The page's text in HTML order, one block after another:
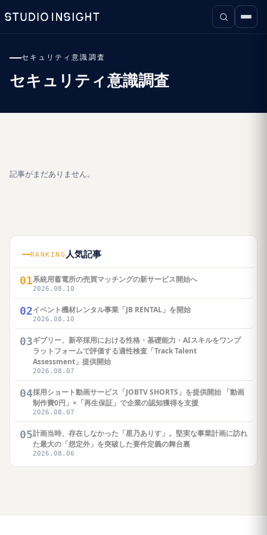
セキュリティ意識調査
セキュリティ意識調査
記事がまだありません。
RANKING 人気記事
01系統用蓄電所の売買マッチングの新サービス開始へ
2026.08.10
02イベント機材レンタル事業「JB RENTAL」を開始
2026.08.10
03ギブリー、新卒採用における性格・基礎能力・AIスキルをワンプ
ラットフォームで評価する適性検査「Track Talent
Assessment」提供開始
2026.08.07
04採用ショート動画サービス「JOBTV SHORTS」を提供開始 「動画
制作費0円」×「再生保証」で企業の認知獲得を支援
2026.08.07
05計画当時、存在しなかった「星乃ありす」。堅実な事業計画に訪れ
た最大の「想定外」を突破した要件定義の舞台裏
2026.08.06